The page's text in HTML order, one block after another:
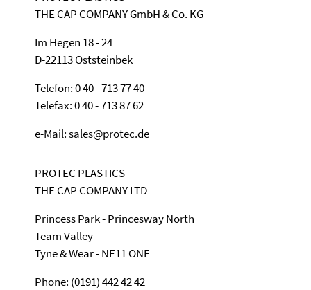
THE CAP COMPANY GmbH & Co. KG
Im Hegen 18 - 24
D-22113 Oststeinbek
Telefon: 0 40 - 713 77 40
Telefax: 0 40 - 713 87 62
e-Mail: sales@protec.de
PROTEC PLASTICS
THE CAP COMPANY LTD
Princess Park - Princesway North
Team Valley
Tyne & Wear - NE11 ONF
Phone: (0191) 442 42 42